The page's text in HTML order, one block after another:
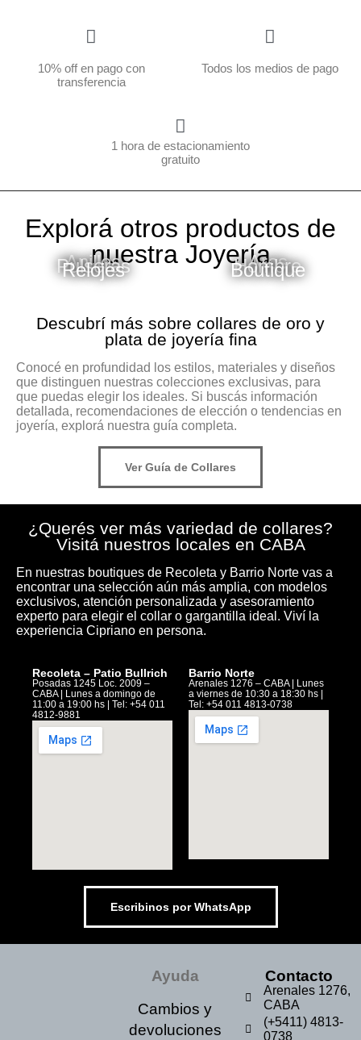
10% off en pago con
transferencia
Todos los medios de pago
1 hora de estacionamiento
gratuito
Explorá otros productos de
nuestra Joyería
Anillos
Anillos
Ver Más Aros
Aros de oro
Ver Más
Pulseras
Pulseras
Ver Más Hombre
Hombre
Ver Más
Relojes
Relojes
Ver Más Boutique
Boutique
Ver Más
Descubrí más sobre collares de oro y
plata de joyería fina
Conocé en profundidad los estilos, materiales y diseños
que distinguen nuestras colecciones exclusivas, para
que puedas elegir los ideales. Si buscás información
detallada, recomendaciones de elección o tendencias en
joyería, explorá nuestra guía completa.
Ver Guía de Collares
¿Querés ver más variedad de collares?
Visitá nuestros locales en CABA
En nuestras boutiques de Recoleta y Barrio Norte vas a
encontrar una selección aún más amplia, con modelos
exclusivos, atención personalizada y asesoramiento
experto para elegir el collar o gargantilla ideal. Viví la
experiencia Cipriano en persona.
Recoleta – Patio Bullrich
Posadas 1245 Loc. 2009 –
CABA | Lunes a domingo de
11:00 a 19:00 hs | Tel: +54 011
4812-9881
Barrio Norte
Arenales 1276 – CABA | Lunes
a viernes de 10:30 a 18:30 hs |
Tel: +54 011 4813-0738
Escribinos por WhatsApp
Ayuda
Cambios y
devoluciones
Contacto
Arenales 1276,
CABA
(+5411) 4813-
0738